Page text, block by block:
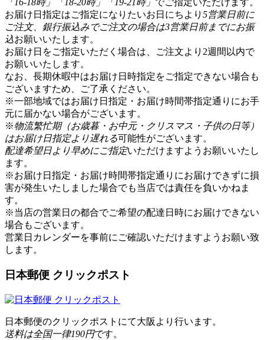
「16-18時」「18-20時」「19-21時」 でご指定いただけます。
お届け日指定はご指定になりたいお日にちより 5営業日前に
ご注文、銀行振込みでご注文の場合は3営業日前までにお振
込お願いいたします。
お届け日をご指定いただく場合は、ご注文より2週間以内で
お願いいたします。
なお、長期休暇中はお届け日時指定をご指定できない場合も
ございますため、ご了承ください。
※一部地域ではお届け日指定・お届け時間帯指定通りにお手
元に届かない場合がございます。
※物流繁忙期（お歳暮・お中元・クリスマス・子供の日等）
はお届け日指定より遅れる可能性がございます。
配達希望日より早めにご指定いただけますようお願いいたし
ます。
※お届け日指定・お届け時間帯指定通りにお届けできずに損
害が発生いたしました場合でも当店では責任を負いかねま
す。
※当店の営業日の都合でご希望の配達日時にお届けできない
場合もございます。
営業日カレンダーを事前にご確認いただけますようお願い致
します。
日本郵便 クリックポスト
日本郵便のクリックポストにて大阪より行います。
送料は全国一律190円です。